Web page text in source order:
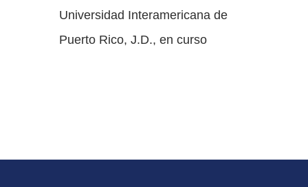
Universidad Interamericana de
Puerto Rico, J.D., en curso